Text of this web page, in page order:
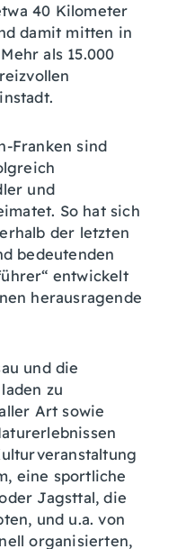
40 Kilometer
damit mitten in
als 15.000
Franken sind
und
So hat sich
der letzten
bedeutenden
entwickelt
herausragende
und die
zu
Art sowie
eine sportliche
Jagsttal, die
und u.a. von
organisierten,